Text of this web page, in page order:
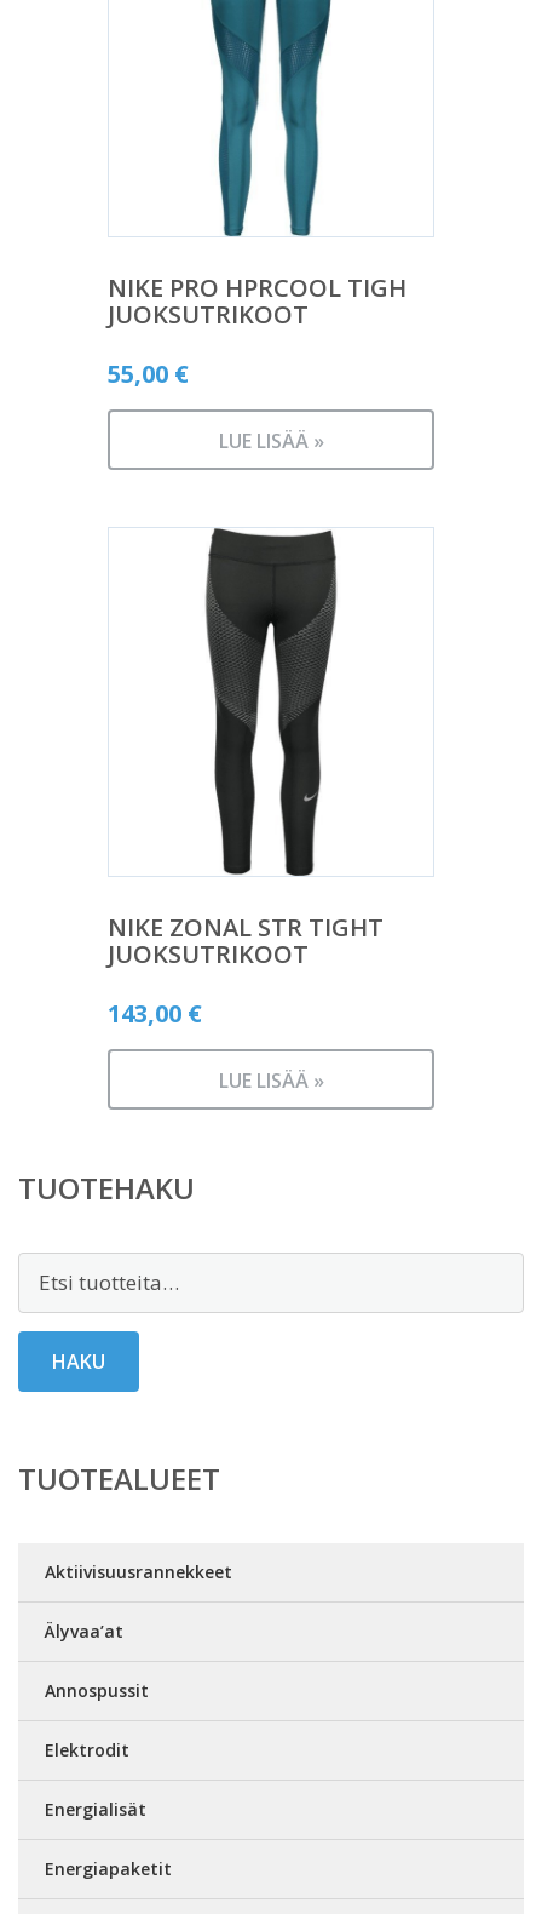
NIKE PRO HPRCOOL TIGH
JUOKSUTRIKOOT
55,00 €
LUE LISÄÄ »
NIKE ZONAL STR TIGHT
JUOKSUTRIKOOT
143,00 €
LUE LISÄÄ »
TUOTEHAKU
Etsi:
HAKU
TUOTEALUEET
Aktiivisuusrannekkeet
Älyvaa’at
Annospussit
Elektrodit
Energialisät
Energiapaketit